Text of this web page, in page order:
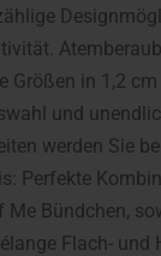
Größen in 1,2
und
werden Sie
Perfekte
Me Bündchen,
Flach- und